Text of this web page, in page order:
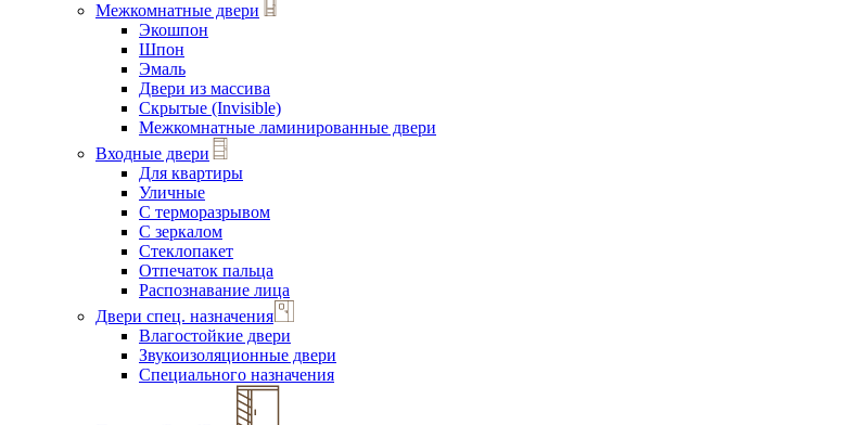
Межкомнатные двери
Экошпон
Шпон
Эмаль
Двери из массива
Скрытые (Invisible)
Межкомнатные ламинированные двери
Входные двери
Для квартиры
Уличные
С терморазрывом
С зеркалом
Стеклопакет
Отпечаток пальца
Распознавание лица
Двери спец. назначения
Влагостойкие двери
Звукоизоляционные двери
Специального назначения